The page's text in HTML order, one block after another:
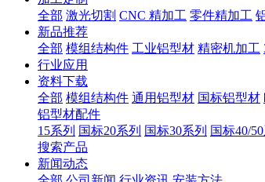
全部 激光切割 CNC 精加工 零件精加工
新品推荐
全部 模组结构件 工业铝型材 精密机加工
行业应用
资料下载
全部 模组结构件 通用铝型材 国标铝型材
铝型材配件
15系列 国标20系列 国标30系列 国标40/
搜索产品
新闻动态